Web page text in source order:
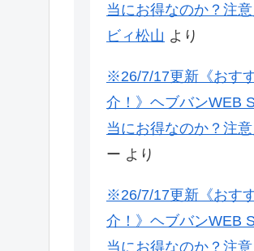
当にお得なのか？注意
ビィ松山 より
※26/7/17更新《おす
介！》ヘブバンWEB
当にお得なのか？注意
ー より
※26/7/17更新《おす
介！》ヘブバンWEB
当にお得なのか？注意